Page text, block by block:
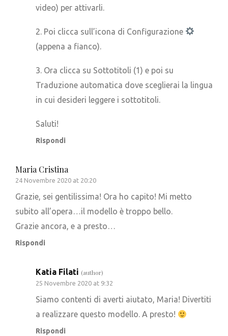
video) per attivarli.
2. Poi clicca sull’icona di Configurazione
(appena a fianco).
3. Ora clicca su Sottotitoli (1) e poi su
Traduzione automatica dove sceglierai la lingua
in cui desideri leggere i sottotitoli.
Saluti!
Rispondi
Maria Cristina
24 Novembre 2020 at 20:20
Grazie, sei gentilissima! Ora ho capito! Mi metto
subito all’opera…il modello è troppo bello.
Grazie ancora, e a presto…
Rispondi
Katia Filati (author)
25 Novembre 2020 at 9:32
Siamo contenti di averti aiutato, Maria! Divertiti
a realizzare questo modello. A presto!
Rispondi